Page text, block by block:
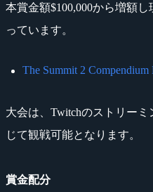
本賞金額$100,000から増額
っています。
The Summit 2 Compendium
大会は、Twitchのストリー
じて観戦可能となります。
賞金配分